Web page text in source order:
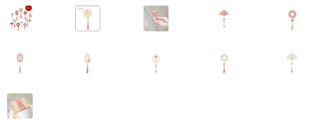
Bộ sưu tập Mã Vương – Quà tặng doanh nghiệp
Chính sách đổi trả hàng